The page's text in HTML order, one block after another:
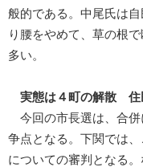
般的である。中尾氏は
り腰をやめて、草の根
多い。
実態は４町の解散 住
今回の市長選は、合併
争点となる。下関では
についての審判となる